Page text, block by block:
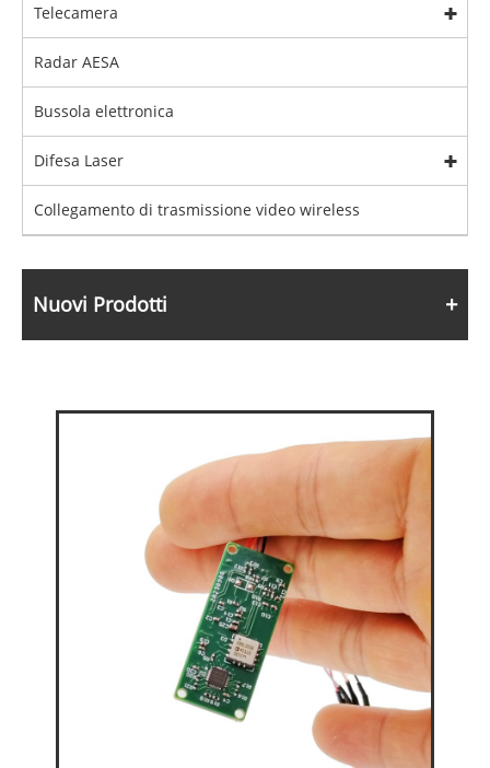
Telecamera
Radar AESA
Bussola elettronica
Difesa Laser
Collegamento di trasmissione video wireless
Nuovi Prodotti